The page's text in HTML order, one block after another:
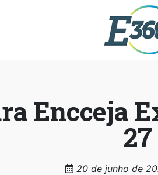
Encceja
27
20 de junho de